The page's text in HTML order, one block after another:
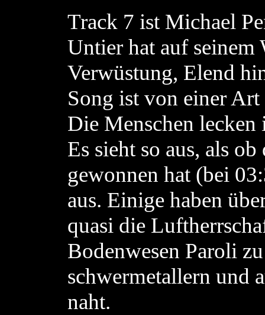
Track 7 ist Michael
Untier hat auf seinem
Verwüstung, Elend
Song ist von einer
Die Menschen lecken
Es sieht so aus, als
gewonnen hat (bei
aus. Einige haben
quasi die
Bodenwesen Paroli
schwermetallern und
naht.